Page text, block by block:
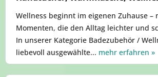
Wellness beginnt im eigenen Zuhause –
Momenten, die den Alltag leichter und
In unserer Kategorie Badezubehör /
liebevoll ausgewählte... mehr erfahren »